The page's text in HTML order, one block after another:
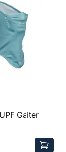
Gaiter